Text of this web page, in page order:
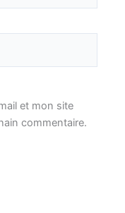
et mon site
commentaire.